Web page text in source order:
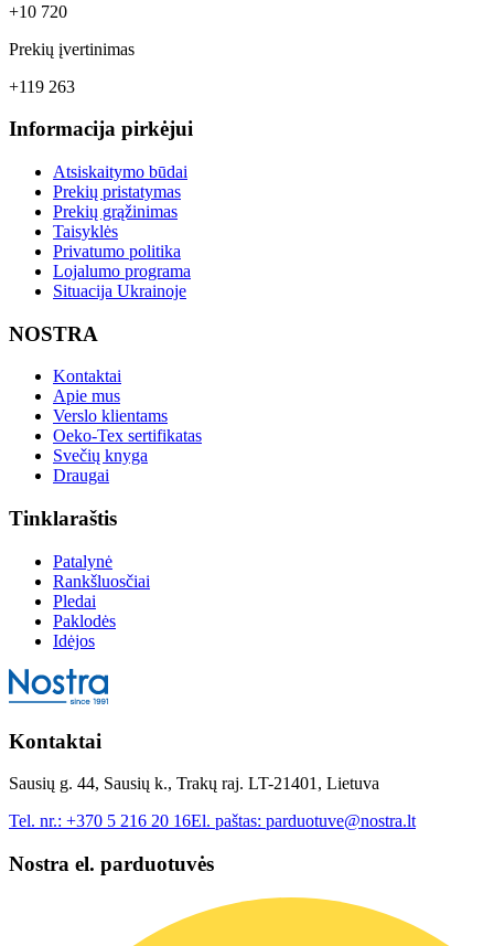
+10 720
Prekių įvertinimas
+119 263
Informacija pirkėjui
Atsiskaitymo būdai
Prekių pristatymas
Prekių grąžinimas
Taisyklės
Privatumo politika
Lojalumo programa
Situacija Ukrainoje
NOSTRA
Kontaktai
Apie mus
Verslo klientams
Oeko-Tex sertifikatas
Svečių knyga
Draugai
Tinklaraštis
Patalynė
Rankšluosčiai
Pledai
Paklodės
Idėjos
Kontaktai
Sausių g. 44, Sausių k., Trakų raj. LT-21401, Lietuva
Tel. nr.: +370 5 216 20 16El. paštas: parduotuve@nostra.lt
Nostra el. parduotuvės